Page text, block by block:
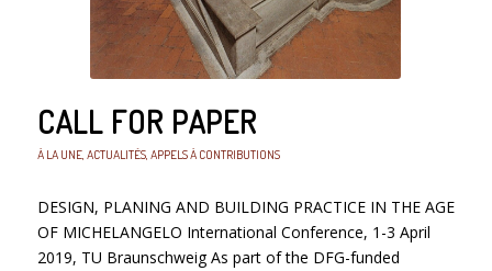
CALL FOR PAPER
À LA UNE, ACTUALITÉS, APPELS À CONTRIBUTIONS
DESIGN, PLANING AND BUILDING PRACTICE IN THE AGE
OF MICHELANGELO International Conference, 1-3 April
2019, TU Braunschweig As part of the DFG-funded